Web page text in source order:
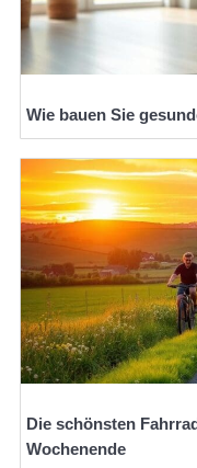
Wie bauen Sie
Die schönsten
Wochenende